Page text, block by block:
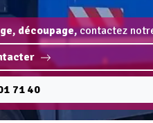
découpage,contactez
71 40